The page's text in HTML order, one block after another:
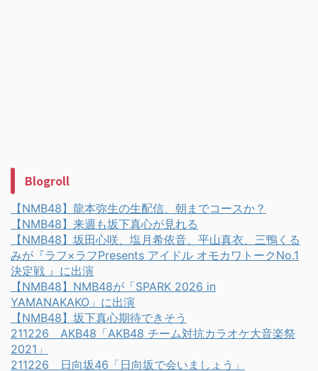
Blogroll
【NMB48】龍本弥生の生配信、朝までコースか？
【NMB48】来週も坂下真心が見れる
【NMB48】坂田心咲、塩月希依音、平山真衣、三鴨くる
みが『ラフ×ラフPresents アイドル オモカワトークNo.1
決定戦 』に出演
【NMB48】NMB48が「SPARK 2026 in
YAMANAKAKO」に出演
【NMB48】坂下真心期待できそう
211226 AKB48「AKB48 チーム対抗カラオケ大音楽祭
2021」
211226 日向坂46「日向坂で会いましょう」